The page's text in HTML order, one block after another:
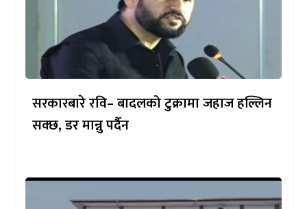
सरकारबारे रवि– बादलको टुक्रामा जहाज हल्लिन
सक्छ, डर मान्नु पर्दैन